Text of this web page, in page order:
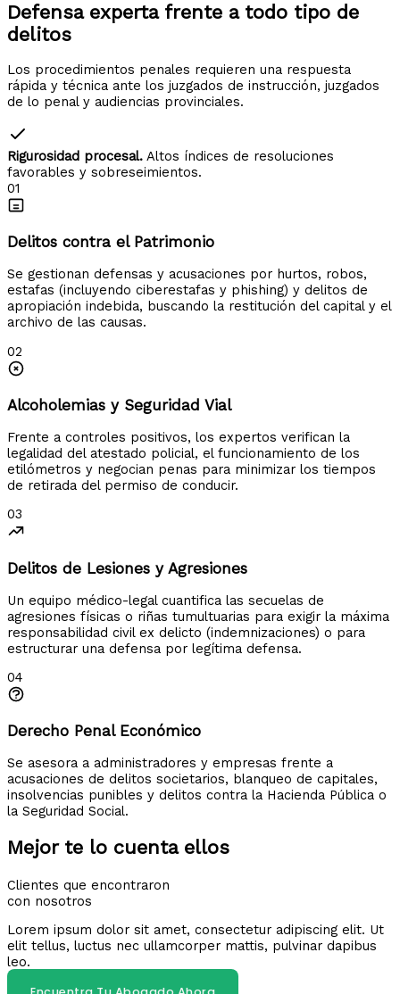
Defensa experta frente a todo tipo de
delitos
Los procedimientos penales requieren una respuesta
rápida y técnica ante los juzgados de instrucción, juzgados
de lo penal y audiencias provinciales.
Rigurosidad procesal. Altos índices de resoluciones
favorables y sobreseimientos.
01
Delitos contra el Patrimonio
Se gestionan defensas y acusaciones por hurtos, robos,
estafas (incluyendo ciberestafas y phishing) y delitos de
apropiación indebida, buscando la restitución del capital y el
archivo de las causas.
02
Alcoholemias y Seguridad Vial
Frente a controles positivos, los expertos verifican la
legalidad del atestado policial, el funcionamiento de los
etilómetros y negocian penas para minimizar los tiempos
de retirada del permiso de conducir.
03
Delitos de Lesiones y Agresiones
Un equipo médico-legal cuantifica las secuelas de
agresiones físicas o riñas tumultuarias para exigir la máxima
responsabilidad civil ex delicto (indemnizaciones) o para
estructurar una defensa por legítima defensa.
04
Derecho Penal Económico
Se asesora a administradores y empresas frente a
acusaciones de delitos societarios, blanqueo de capitales,
insolvencias punibles y delitos contra la Hacienda Pública o
la Seguridad Social.
Mejor te lo cuenta ellos
Clientes que encontraron
con nosotros
Lorem ipsum dolor sit amet, consectetur adipiscing elit. Ut
elit tellus, luctus nec ullamcorper mattis, pulvinar dapibus
leo.